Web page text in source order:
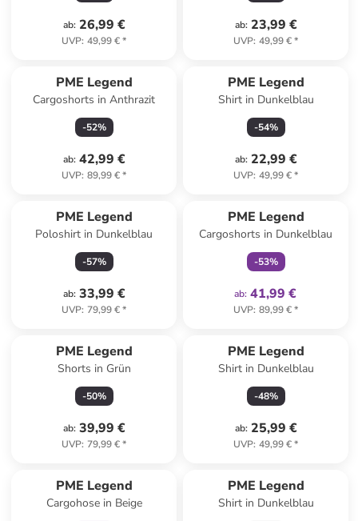
ab: 26,99 €
UVP: 49,99 €*
ab: 23,99 €
UVP: 49,99 €*
PME Legend
Cargoshorts in Anthrazit
-52%
ab: 42,99 €
UVP: 89,99 €*
PME Legend
Shirt in Dunkelblau
-54%
ab: 22,99 €
UVP: 49,99 €*
PME Legend
Poloshirt in Dunkelblau
-57%
ab: 33,99 €
UVP: 79,99 €*
PME Legend
Cargoshorts in Dunkelblau
-53%
ab: 41,99 €
UVP: 89,99 €*
PME Legend
Shorts in Grün
-50%
ab: 39,99 €
UVP: 79,99 €*
PME Legend
Shirt in Dunkelblau
-48%
ab: 25,99 €
UVP: 49,99 €*
PME Legend
Cargohose in Beige
PME Legend
Shirt in Dunkelblau